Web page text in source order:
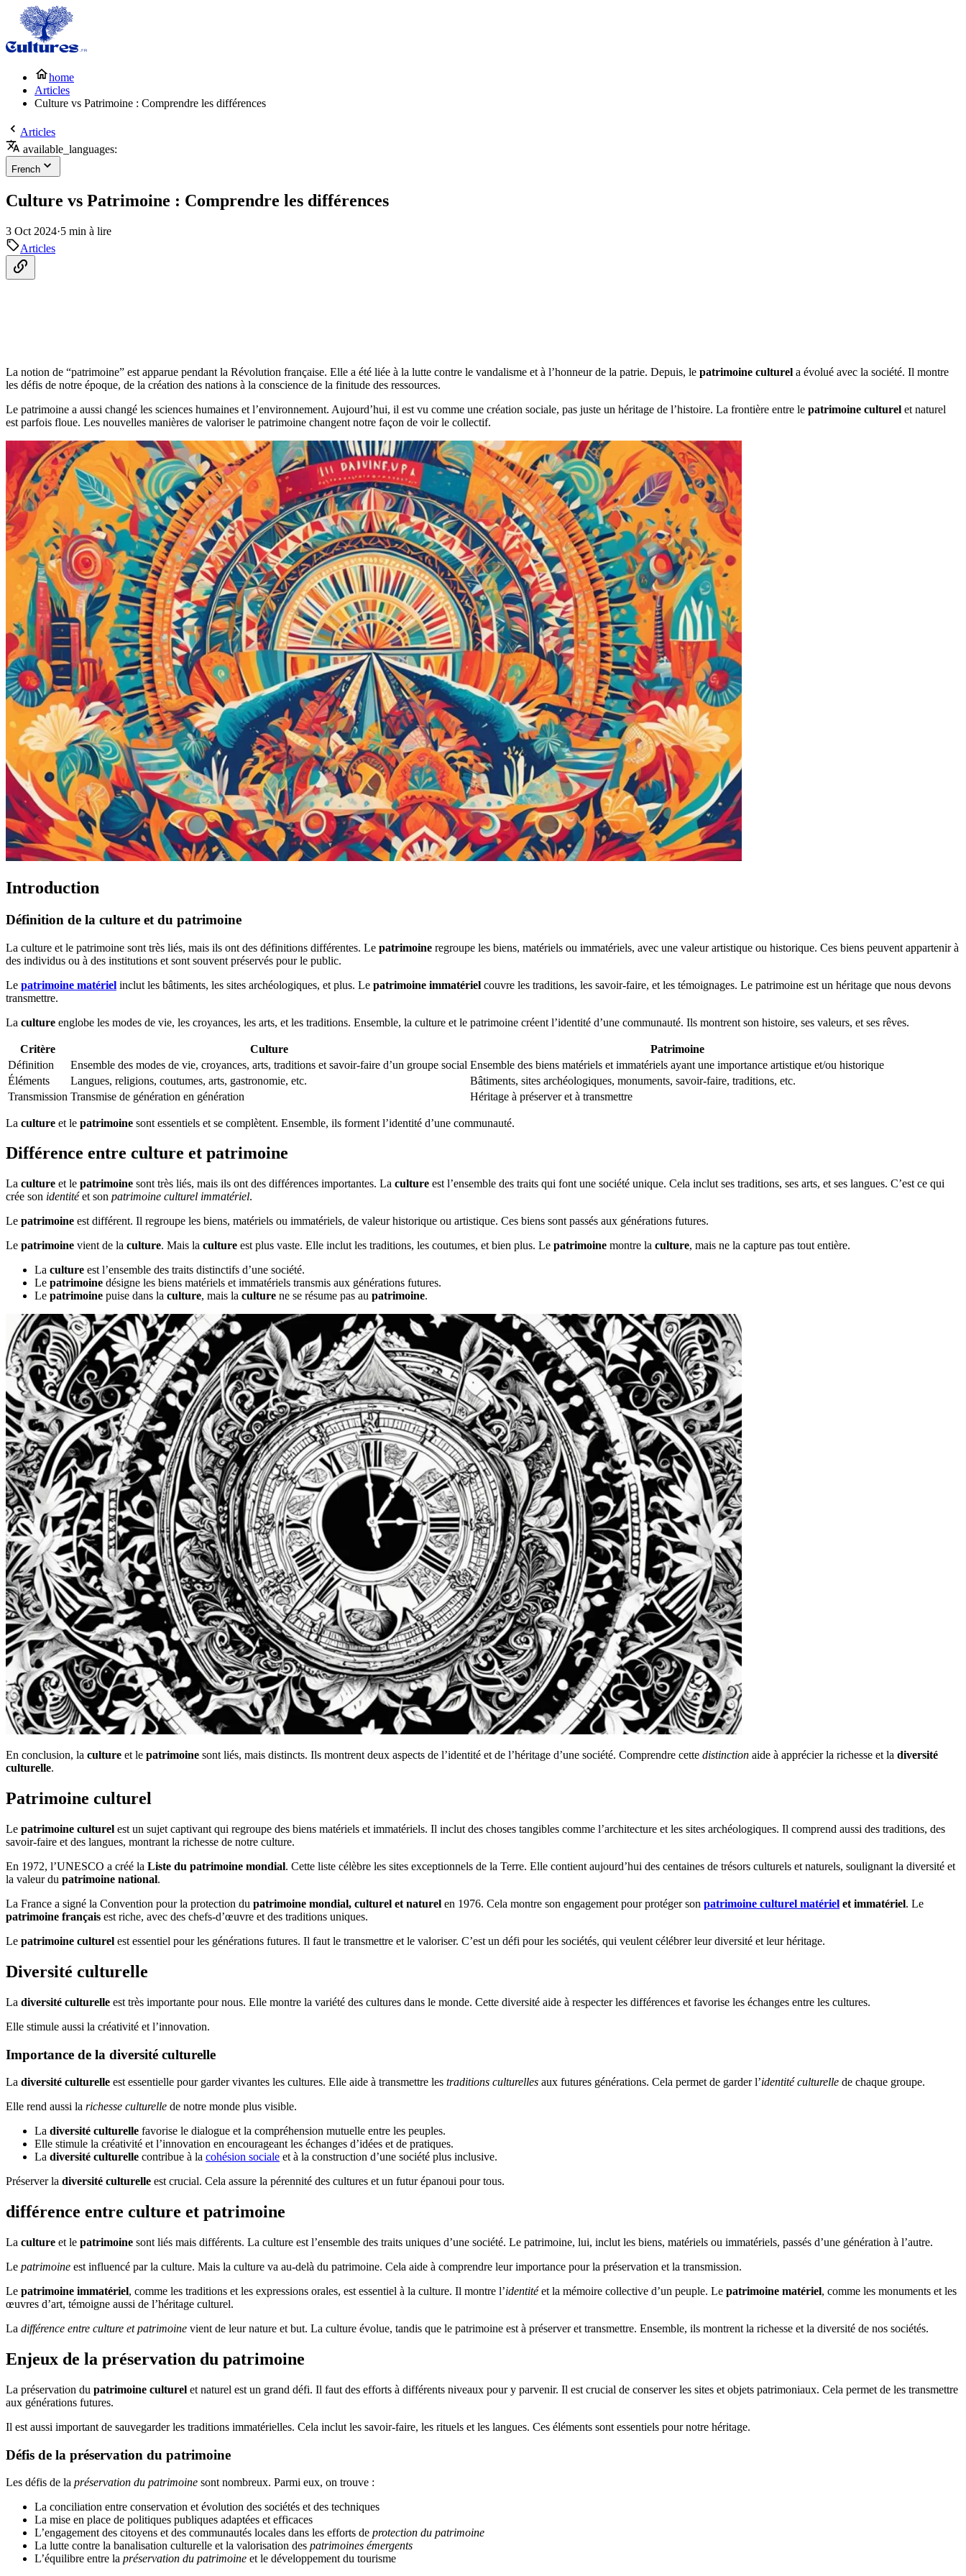
home
Articles
Culture vs Patrimoine : Comprendre les différences
Articles
available_languages:
French
Culture vs Patrimoine : Comprendre les différences
3 Oct 2024·5 min à lire
Articles
La notion de “patrimoine” est apparue pendant la Révolution française. Elle a été liée à la lutte contre le vandalisme et à l’honneur de la patrie. Depuis, le patrimoine culturel a évolué avec la société. Il montre
les défis de notre époque, de la création des nations à la conscience de la finitude des ressources.
Le patrimoine a aussi changé les sciences humaines et l’environnement. Aujourd’hui, il est vu comme une création sociale, pas juste un héritage de l’histoire. La frontière entre le patrimoine culturel et naturel
est parfois floue. Les nouvelles manières de valoriser le patrimoine changent notre façon de voir le collectif.
Introduction
Définition de la culture et du patrimoine
La culture et le patrimoine sont très liés, mais ils ont des définitions différentes. Le patrimoine regroupe les biens, matériels ou immatériels, avec une valeur artistique ou historique. Ces biens peuvent appartenir à
des individus ou à des institutions et sont souvent préservés pour le public.
Le patrimoine matériel inclut les bâtiments, les sites archéologiques, et plus. Le patrimoine immatériel couvre les traditions, les savoir-faire, et les témoignages. Le patrimoine est un héritage que nous devons
transmettre.
La culture englobe les modes de vie, les croyances, les arts, et les traditions. Ensemble, la culture et le patrimoine créent l’identité d’une communauté. Ils montrent son histoire, ses valeurs, et ses rêves.
Critère Culture
Patrimoine
Définition
Ensemble des modes de vie, croyances, arts, traditions et savoir-faire d’un groupe social Ensemble des biens matériels et immatériels ayant une importance artistique et/ou historique
Éléments
Langues, religions, coutumes, arts, gastronomie, etc.
Bâtiments, sites archéologiques, monuments, savoir-faire, traditions, etc.
Transmission Transmise de génération en génération Héritage à préserver et à transmettre
La culture et le patrimoine sont essentiels et se complètent. Ensemble, ils forment l’identité d’une communauté.
Différence entre culture et patrimoine
La culture et le patrimoine sont très liés, mais ils ont des différences importantes. La culture est l’ensemble des traits qui font une société unique. Cela inclut ses traditions, ses arts, et ses langues. C’est ce qui
crée son identitéet son patrimoine culturel immatériel.
Le patrimoine est différent. Il regroupe les biens, matériels ou immatériels, de valeur historique ou artistique. Ces biens sont passés aux générations futures.
Le patrimoine vient de la culture. Mais la culture est plus vaste. Elle inclut les traditions, les coutumes, et bien plus. Le patrimoine montre la culture, mais ne la capture pas tout entière.
La culture est l’ensemble des traits distinctifs d’une société.
Le patrimoine désigne les biens matériels et immatériels transmis aux générations futures.
Le patrimoine puise dans la culture, mais la culture ne se résume pas au patrimoine.
En conclusion, la culture et le patrimoine sont liés, mais distincts. Ils montrent deux aspects de l’identité et de l’héritage d’une société. Comprendre cette distinction aide à apprécier la richesse et la diversité
culturelle.
Patrimoine culturel
Le patrimoine culturel est un sujet captivant qui regroupe des biens matériels et immatériels. Il inclut des choses tangibles comme l’architecture et les sites archéologiques. Il comprend aussi des traditions, des
savoir-faire et des langues, montrant la richesse de notre culture.
En 1972, l’UNESCO a créé la Liste du patrimoine mondial. Cette liste célèbre les sites exceptionnels de la Terre. Elle contient aujourd’hui des centaines de trésors culturels et naturels, soulignant la diversité et
la valeur du patrimoine national.
La France a signé la Convention pour la protection du patrimoine mondial, culturel et naturel en 1976. Cela montre son engagement pour protéger son patrimoine culturel matériel et immatériel. Le
patrimoine français est riche, avec des chefs-d’œuvre et des traditions uniques.
Le patrimoine culturel est essentiel pour les générations futures. Il faut le transmettre et le valoriser. C’est un défi pour les sociétés, qui veulent célébrer leur diversité et leur héritage.
Diversité culturelle
La diversité culturelle est très importante pour nous. Elle montre la variété des cultures dans le monde. Cette diversité aide à respecter les différences et favorise les échanges entre les cultures.
Elle stimule aussi la créativité et l’innovation.
Importance de la diversité culturelle
La diversité culturelle est essentielle pour garder vivantes les cultures. Elle aide à transmettre les traditions culturelles aux futures générations. Cela permet de garder l’identité culturelle de chaque groupe.
Elle rend aussi la richesse culturelle de notre monde plus visible.
La diversité culturelle favorise le dialogue et la compréhension mutuelle entre les peuples.
Elle stimule la créativité et l’innovation en encourageant les échanges d’idées et de pratiques.
La diversité culturelle contribue à la cohésion sociale et à la construction d’une société plus inclusive.
Préserver la diversité culturelle est crucial. Cela assure la pérennité des cultures et un futur épanoui pour tous.
différence entre culture et patrimoine
La culture et le patrimoine sont liés mais différents. La culture est l’ensemble des traits uniques d’une société. Le patrimoine, lui, inclut les biens, matériels ou immatériels, passés d’une génération à l’autre.
Le patrimoine est influencé par la culture. Mais la culture va au-delà du patrimoine. Cela aide à comprendre leur importance pour la préservation et la transmission.
Le patrimoine immatériel, comme les traditions et les expressions orales, est essentiel à la culture. Il montre l’identitéet la mémoire collective d’un peuple. Le patrimoine matériel, comme les monuments et les
œuvres d’art, témoigne aussi de l’héritage culturel.
La différence entre culture et patrimoine vient de leur nature et but. La culture évolue, tandis que le patrimoine est à préserver et transmettre. Ensemble, ils montrent la richesse et la diversité de nos sociétés.
Enjeux de la préservation du patrimoine
La préservation du patrimoine culturel et naturel est un grand défi. Il faut des efforts à différents niveaux pour y parvenir. Il est crucial de conserver les sites et objets patrimoniaux. Cela permet de les transmettre
aux générations futures.
Il est aussi important de sauvegarder les traditions immatérielles. Cela inclut les savoir-faire, les rituels et les langues. Ces éléments sont essentiels pour notre héritage.
Défis de la préservation du patrimoine
Les défis de la préservation du patrimoine sont nombreux. Parmi eux, on trouve :
La conciliation entre conservation et évolution des sociétés et des techniques
La mise en place de politiques publiques adaptées et efficaces
L’engagement des citoyens et des communautés locales dans les efforts de protection du patrimoine
La lutte contre la banalisation culturelle et la valorisation des patrimoines émergents
L’équilibre entre la préservation du patrimoine et le développement du tourisme